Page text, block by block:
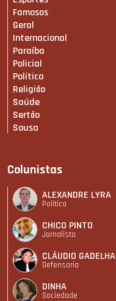
Famosos
Geral
Internacional
Paraíba
Policial
Política
Religião
Saúde
Sertão
Sousa
Colunistas
ALEXANDRE LYRA
Política
CHICO PINTO
Jornalista
CLÁUDIO GADELHA
Defensoria
DINHA
Sociedade